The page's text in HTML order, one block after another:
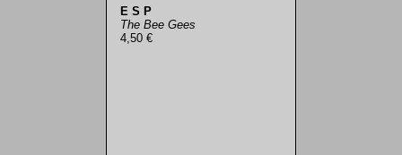
E S P
The Bee Gees
4,50 €